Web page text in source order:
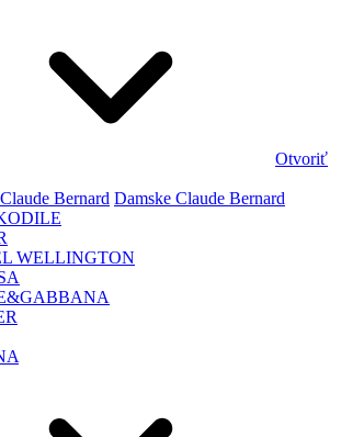
Otvoriť
Bernard Damske Claude Bernard
WELLINGTON